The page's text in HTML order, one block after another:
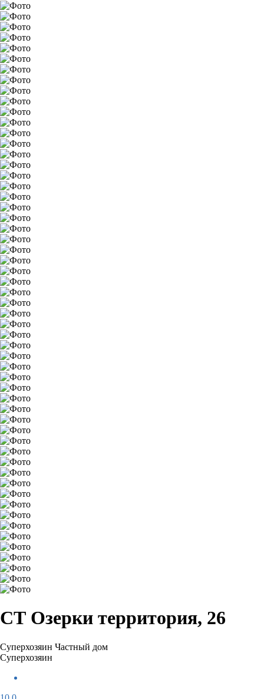
СТ Озерки территория, 26
Суперхозяин Частный дом
Суперхозяин